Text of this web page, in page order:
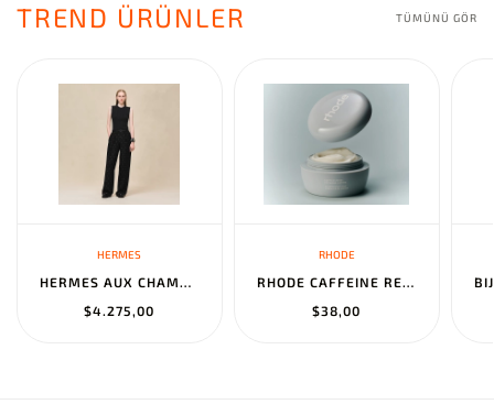
TREND ÜRÜNLER TÜMÜNÜ GÖR
HERMES
HERMES AUX CHAMPS EN FLEURS" PANTS NOIR
$4.275,00
RHODE
RHODE CAFFEINE RESET SCULPTING CREAM MASK
$38,00